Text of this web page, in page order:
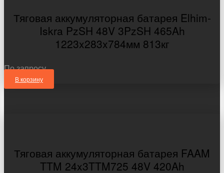
Тяговая аккумуляторная батарея Elhim-
Iskra PzSH 48V 3PzSH 465Ah
1223x283x784мм 813кг
По запросу
В корзину
Тяговая аккумуляторная батарея FAAM
TTM 24x3TTM725 48V 420Ah